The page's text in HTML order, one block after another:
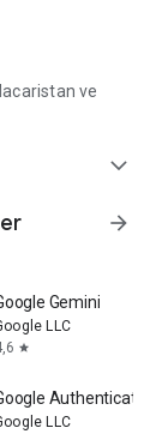
ve
expand_more
arrow_forward
Gemini
LLC
star
Authenticator
LLC